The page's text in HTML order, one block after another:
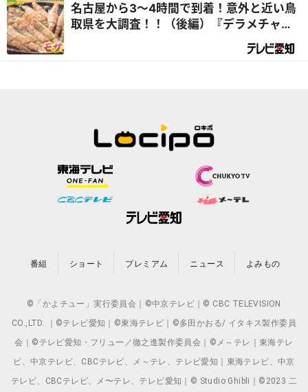
名古屋から3～4時間で到着！意外と近い鳥
取県を大調査！！（後編）『デラメチャ気
番組 ショート プレミアム ニュース よみもの
©「かよチュー」実行委員会｜©中京テレビ｜© CBC TELEVISION
CO.,LTD. ｜©テレビ愛知｜©東海テレビ｜©多田かおる/ イタキス製作委員
会｜©テレビ愛知・フリュー／徹之進製作委員会｜©メ～テレ｜東海テレ
ビ、中京テレビ、CBCテレビ、メ～テレ、テレビ愛知｜東海テレビ、中京
テレビ、CBCテレビ、メ〜テレ、テレビ愛知｜© Studio Ghibli｜©2023 二